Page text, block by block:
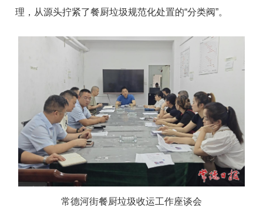
理，从源头拧紧了餐厨垃圾规范化处置的“分类阀”。
常德河街餐厨垃圾收运工作座谈会